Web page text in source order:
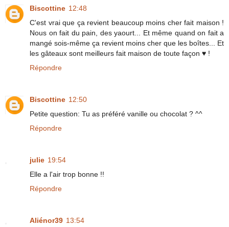
Biscottine 12:48
C'est vrai que ça revient beaucoup moins cher fait maison !
Nous on fait du pain, des yaourt... Et même quand on fait a
mangé sois-même ça revient moins cher que les boîtes... Et
les gâteaux sont meilleurs fait maison de toute façon ♥ !
Répondre
Biscottine 12:50
Petite question: Tu as préféré vanille ou chocolat ? ^^
Répondre
julie 19:54
Elle a l'air trop bonne !!
Répondre
Aliénor39 13:54